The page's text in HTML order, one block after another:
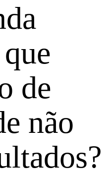
de
não